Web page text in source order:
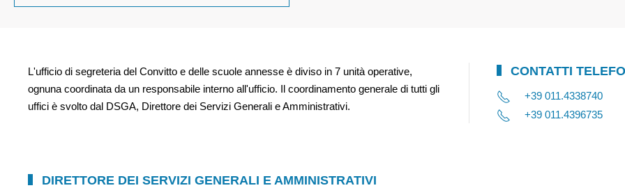
L'ufficio di segreteria del Convitto e delle scuole annesse è diviso in 7 unità operative,
ognuna coordinata da un responsabile interno all'ufficio. Il coordinamento generale di tutti gli
uffici è svolto dal DSGA, Direttore dei Servizi Generali e Amministrativi.
CONTATTI
+39 011.4338740
+39 011.4396735
DIRETTORE DEI SERVIZI GENERALI E AMMINISTRATIVI